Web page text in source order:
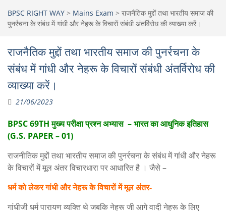
BPSC RIGHT WAY > Mains Exam > राजनैतिक मुद्दों तथा भारतीय समाज की
पुनर्रचना के संबंध में गांधी और नेहरू के विचारों संबंधी अंतर्विरोध की व्याख्या करें।
राजनैतिक मुद्दों तथा भारतीय समाज की पुनर्रचना के
संबंध में गांधी और नेहरू के विचारों संबंधी अंतर्विरोध की
व्याख्या करें।
21/06/2023
BPSC 69TH मुख्य परीक्षा प्रश्न अभ्यास – भारत का आधुनिक इतिहास
(G.S. PAPER – 01)
राजनीतिक मुद्दों तथा भारतीय समाज की पुनर्रचना के संबंध में गांधी और नेहरू
के विचारों में मूल अंतर विचारधारा पर आधारित है । जैसे –
धर्म को लेकर गांधी और नेहरू के विचारों में मूल अंतर-
गांधीजी धर्म पारायण व्यक्ति थे जबकि नेहरू जी आगे वादी नेहरू के लिए